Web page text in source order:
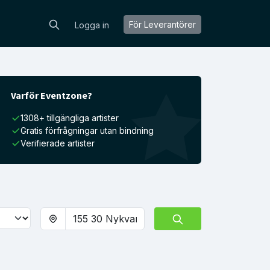
Logga in För Leverantörer
Varför Eventzone?
1308+ tillgängliga artister
Gratis förfrågningar utan bindning
Verifierade artister